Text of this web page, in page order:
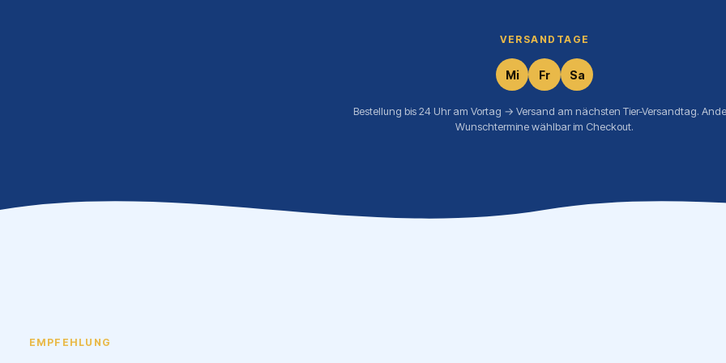
VERSANDTAGE
Mi Fr Sa
Bestellung bis 24 Uhr am Vortag → Versand am nächsten Tier-Versandtag.
Wunschtermine wählbar im Checkout.
EMPFEHLUNG